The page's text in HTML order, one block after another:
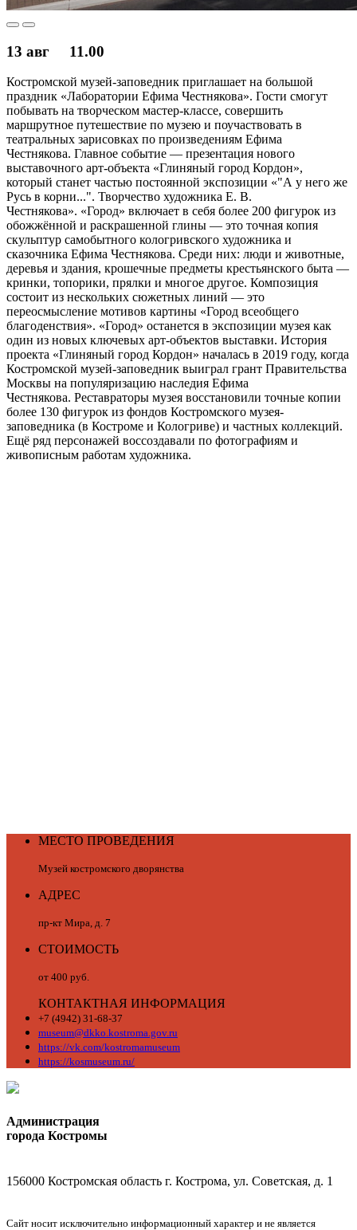
13 авг 11.00
Костромской музей-заповедник приглашает на большой
праздник «Лаборатории Ефима Честнякова». Гости смогут
побывать на творческом мастер-классе, совершить
маршрутное путешествие по музею и поучаствовать в
театральных зарисовках по произведениям Ефима
Честнякова. Главное событие — презентация нового
выставочного арт-объекта «Глиняный город Кордон»,
который станет частью постоянной экспозиции «"А у него же
Русь в корни...". Творчество художника Е. В.
Честнякова». «Город» включает в себя более 200 фигурок из
обожжённой и раскрашенной глины — это точная копия
скульптур самобытного кологривского художника и
сказочника Ефима Честнякова. Среди них: люди и животные,
деревья и здания, крошечные предметы крестьянского быта —
кринки, топорики, прялки и многое другое. Композиция
состоит из нескольких сюжетных линий — это
переосмысление мотивов картины «Город всеобщего
благоденствия». «Город» останется в экспозиции музея как
один из новых ключевых арт-объектов выставки. История
проекта «Глиняный город Кордон» началась в 2019 году, когда
Костромской музей-заповедник выиграл грант Правительства
Москвы на популяризацию наследия Ефима
Честнякова. Реставраторы музея восстановили точные копии
более 130 фигурок из фондов Костромского музея-
заповедника (в Костроме и Кологриве) и частных коллекций.
Ещё ряд персонажей воссоздавали по фотографиям и
живописным работам художника.
МЕСТО ПРОВЕДЕНИЯ
Музей костромского дворянства
АДРЕС
пр-кт Мира, д. 7
СТОИМОСТЬ
от 400 руб.
КОНТАКТНАЯ ИНФОРМАЦИЯ
+7 (4942) 31-68-37
museum@dkko.kostroma.gov.ru
https://vk.com/kostromamuseum
https://kosmuseum.ru/
Администрация
города Костромы
156000 Костромская область г. Кострома, ул. Советская, д. 1
Сайт носит исключительно информационный характер и не является